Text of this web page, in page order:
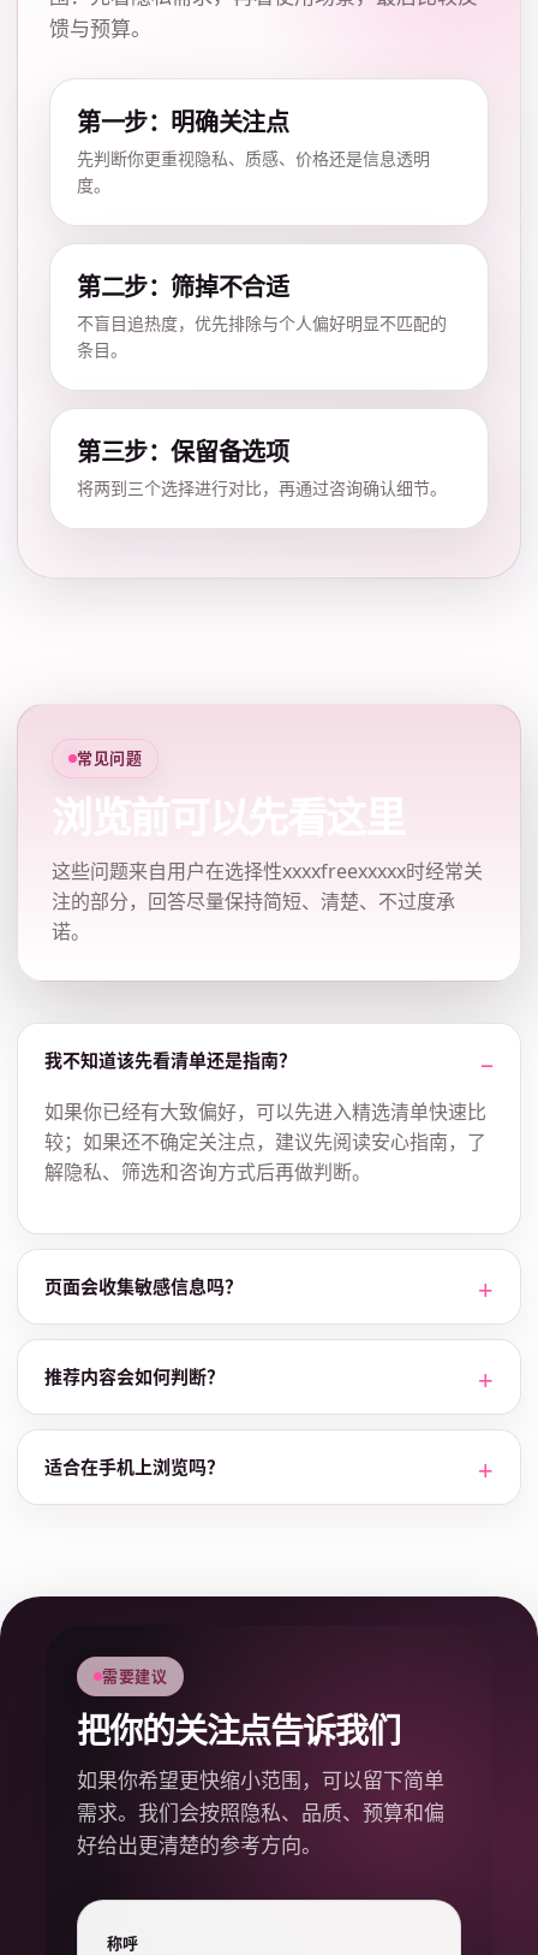
馈与预算。
第一步：明确关注点
先判断你更重视隐私、质感、价格还是信息透明
度。
第二步：筛掉不合适
不盲目追热度，优先排除与个人偏好明显不匹配的
条目。
第三步：保留备选项
将两到三个选择进行对比，再通过咨询确认细节。
常见问题
浏览前可以先看这里
这些问题来自用户在选择性xxxxfreexxxxx时经常关
注的部分，回答尽量保持简短、清楚、不过度承
诺。
我不知道该先看清单还是指南？
如果你已经有大致偏好，可以先进入精选清单快速比
较；如果还不确定关注点，建议先阅读安心指南，了
解隐私、筛选和咨询方式后再做判断。
页面会收集敏感信息吗？
推荐内容会如何判断？
适合在手机上浏览吗？
需要建议
把你的关注点告诉我们
如果你希望更快缩小范围，可以留下简单
需求。我们会按照隐私、品质、预算和偏
好给出更清楚的参考方向。
称呼